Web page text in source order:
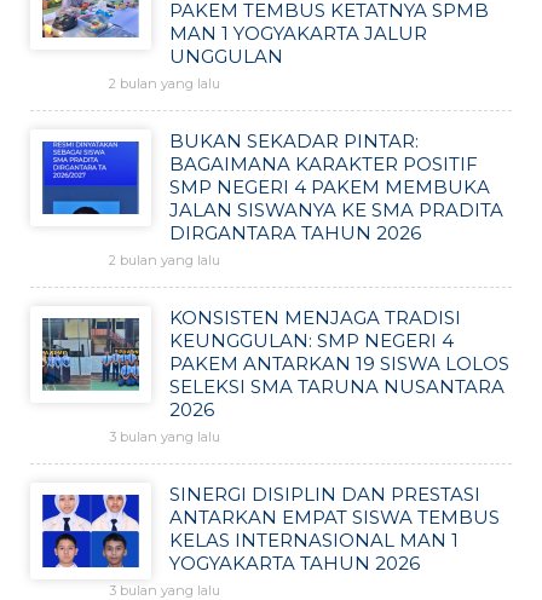
PAKEM TEMBUS KETATNYA SPMB
MAN 1 YOGYAKARTA JALUR
UNGGULAN
2 bulan yang lalu
BUKAN SEKADAR PINTAR:
BAGAIMANA KARAKTER POSITIF
SMP NEGERI 4 PAKEM MEMBUKA
JALAN SISWANYA KE SMA PRADITA
DIRGANTARA TAHUN 2026
2 bulan yang lalu
KONSISTEN MENJAGA TRADISI
KEUNGGULAN: SMP NEGERI 4
PAKEM ANTARKAN 19 SISWA LOLOS
SELEKSI SMA TARUNA NUSANTARA
2026
3 bulan yang lalu
SINERGI DISIPLIN DAN PRESTASI
ANTARKAN EMPAT SISWA TEMBUS
KELAS INTERNASIONAL MAN 1
YOGYAKARTA TAHUN 2026
3 bulan yang lalu